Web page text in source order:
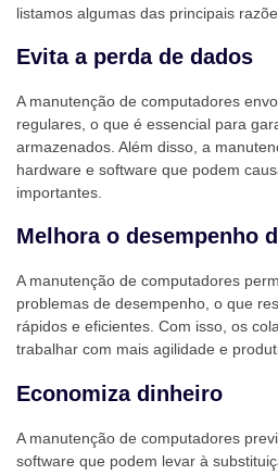
listamos algumas das principais
Evita a perda de dados
A manutenção de computadores
regulares, o que é essencial para
armazenados. Além disso, a
hardware e software que podem
importantes.
Melhora o desempenho
A manutenção de computadores
problemas de desempenho, o que
rápidos e eficientes. Com isso, os
trabalhar com mais agilidade e
Economiza dinheiro
A manutenção de computadores
software que podem levar à